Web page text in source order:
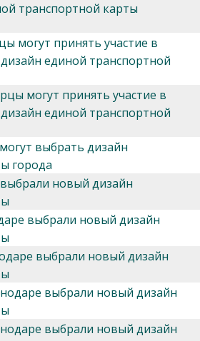
транспортной карты
могут принять участие в
единой транспортной
могут принять участие в
единой транспортной
выбрать дизайн
города
новый дизайн
выбрали новый дизайн
выбрали новый дизайн
выбрали новый дизайн
выбрали новый дизайн